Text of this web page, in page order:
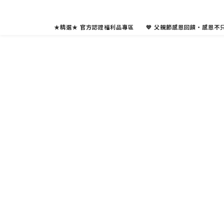
★精選★ 官方認證福利品專區 💙 父親節感恩回饋・感恩不